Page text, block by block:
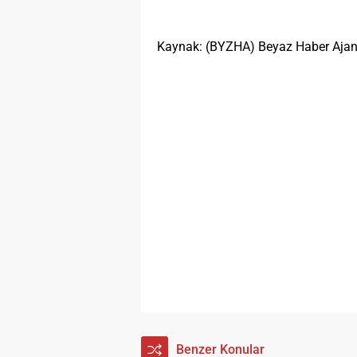
Kaynak: (BYZHA) Beyaz Haber
Benzer Konular